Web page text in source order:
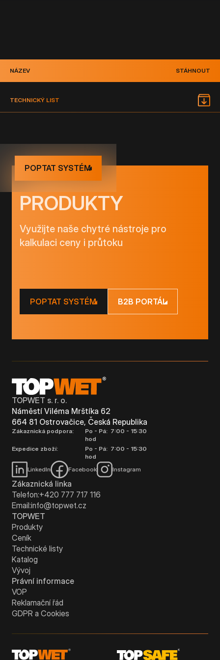
NÁZEV STÁHNOUT
TECHNICKÝ LIST
POPTAT SYSTÉM
PRODUKTY
Využijte naše chytré nástroje pro
kalkulaci ceny i průtoku
B2B PORTÁL
POPTAT SYSTÉM
TOPWET s. r. o.
Náměstí Viléma Mrštíka 62
664 81 Ostrovačice, Česká Republika
Zákaznická podpora:
Po - Pá: 7:00 - 15:30
hod
Expedice zboží:
Po - Pá: 7:00 - 15:30
hod
LinkedIn
Facebook Instagram
Zákaznická linka
Telefon:+420 777 717 116
Email:info@topwet.cz
TOPWET
Produkty
Ceník
Technické listy
Katalog
Vývoj
Právní informace
VOP
Reklamační řád
GDPR a Cookies